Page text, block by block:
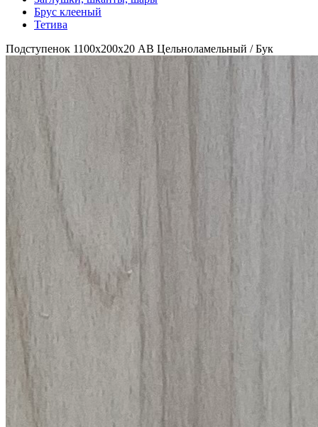
Брус клееный
Тетива
Подступенок 1100х200х20 АВ Цельноламельный / Бук